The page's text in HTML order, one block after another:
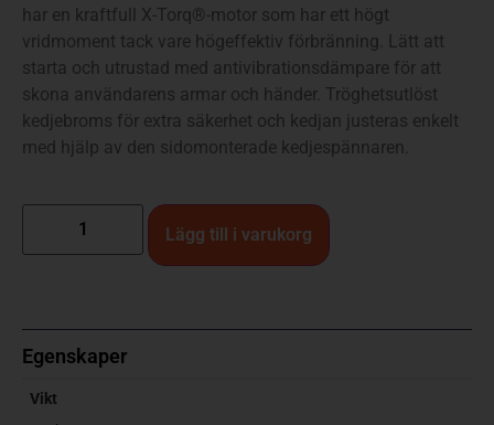
har en kraftfull X-Torq®-motor som har ett högt
vridmoment tack vare högeffektiv förbränning. Lätt att
starta och utrustad med antivibrationsdämpare för att
skona användarens armar och händer. Tröghetsutlöst
kedjebroms för extra säkerhet och kedjan justeras enkelt
med hjälp av den sidomonterade kedjespännaren.
Lägg till i varukorg
Egenskaper
Vikt